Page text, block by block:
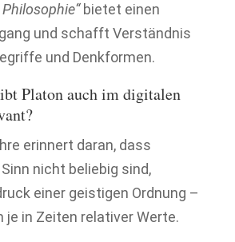
bietet einen
und schafft Verständnis
und Denkformen.
Platon auch im digitalen
erinnert daran, dass
nicht beliebig sind,
einer geistigen Ordnung –
je in Zeiten relativer Werte.